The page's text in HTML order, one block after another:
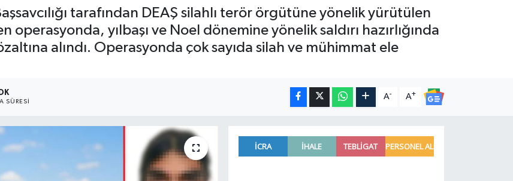
tarafından DEAŞ silahlı terör örgütüne yönelik yürütülen
yılbaşı ve Noel dönemine yönelik saldırı hazırlığında
alındı. Operasyonda çok sayıda silah ve mühimmat ele
SÜRESI
A- A+